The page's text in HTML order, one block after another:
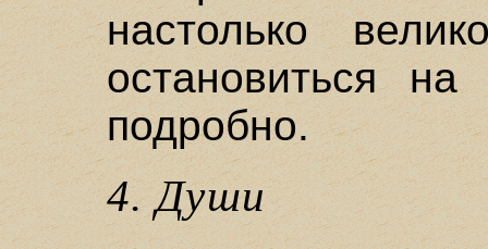
настолько
остановиться
подробно.
4. Души